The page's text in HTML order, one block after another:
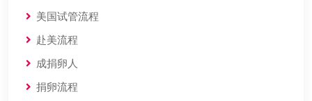
美国试管流程
赴美流程
成捐卵人
捐卵流程